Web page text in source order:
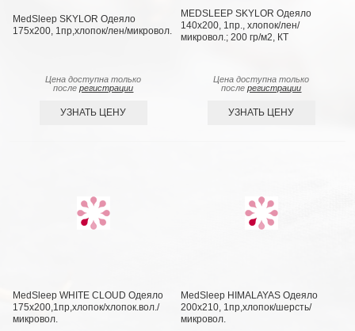
MedSleep SKYLOR Одеяло
175х200, 1пр,хлопок/лен/микровол.
Цена доступна только
послерегистрации
УЗНАТЬ ЦЕНУ
MEDSLEEP SKYLOR Одеяло
140х200, 1пр., хлопок/лен/
микровол.; 200 гр/м2, КТ
Цена доступна только
послерегистрации
УЗНАТЬ ЦЕНУ
MedSleep WHITE CLOUD Одеяло
175х200,1пр,хлопок/хлопок.вол./
микровол.
MedSleep HIMALAYAS Oдеяло
200х210, 1пр,хлопок/шерсть/
микровол.